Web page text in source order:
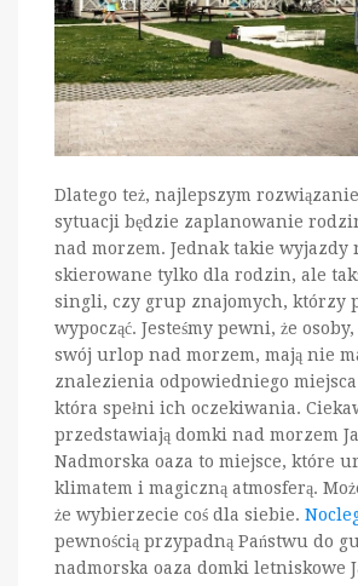
Dlatego też, najlepszym
sytuacji będzie zaplanowanie
nad morzem. Jednak takie wyjazdy
skierowane tylko dla rodzin, ale
singli, czy grup znajomych, którzy
wypocząć. Jesteśmy pewni, że
swój urlop nad morzem, mają nie
znalezienia odpowiedniego
która spełni ich oczekiwania.
przedstawiają domki nad morzem
Nadmorska oaza to miejsce, które
klimatem i magiczną atmosferą.
że wybierzecie coś dla siebie.
pewnością przypadną Państwu do
nadmorska oaza domki letniskowe